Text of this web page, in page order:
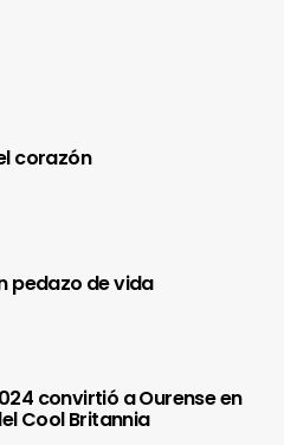
corazón
pedazo de vida
convirtió a Ourense en
Cool Britannia